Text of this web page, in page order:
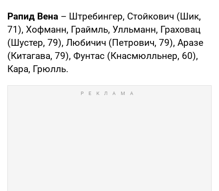
Рапид Вена – Штребингер, Стойкович (Шик,
71), Хофманн, Граймль, Улльманн, Граховац
(Шустер, 79), Любичич (Петрович, 79), Аразе
(Китагава, 79), Фунтас (Кнасмюлльнер, 60),
Кара, Грюлль.